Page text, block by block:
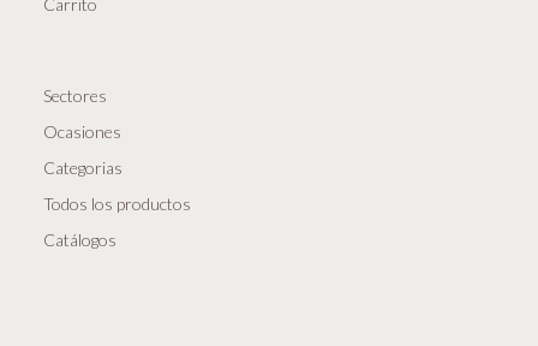
Carrito
Sectores
Ocasiones
Categorias
Todos los productos
Catálogos